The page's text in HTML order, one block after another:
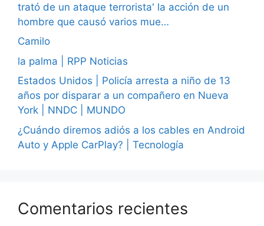
trató de un ataque terrorista' la acción de un
hombre que causó varios mue…
Camilo
la palma | RPP Noticias
Estados Unidos | Policía arresta a niño de 13
años por disparar a un compañero en Nueva
York | NNDC | MUNDO
¿Cuándo diremos adiós a los cables en Android
Auto y Apple CarPlay? | Tecnología
Comentarios recientes